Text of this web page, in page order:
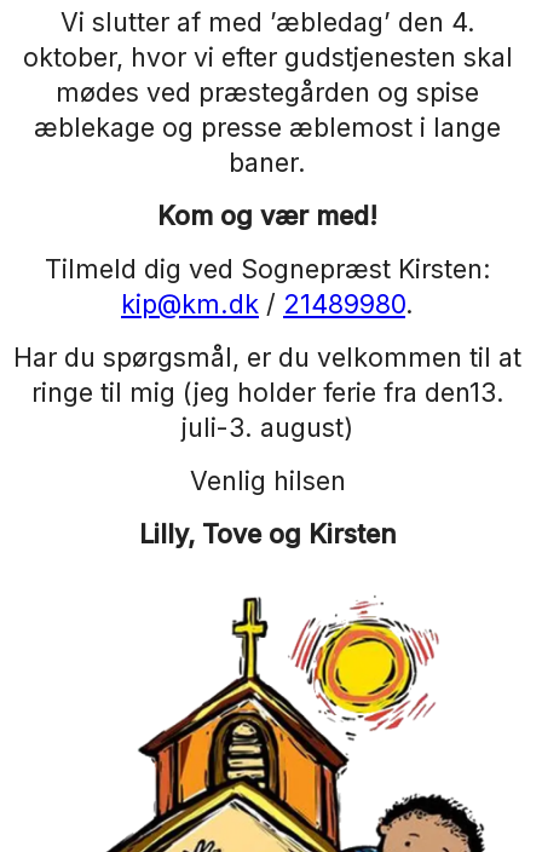
Vi slutter af med ’æbledag’ den 4.
oktober, hvor vi efter gudstjenesten skal
mødes ved præstegården og spise
æblekage og presse æblemost i lange
baner.
Kom og vær med!
Tilmeld dig ved Sognepræst Kirsten:
kip@km.dk / 21489980.
Har du spørgsmål, er du velkommen til at
ringe til mig (jeg holder ferie fra den13.
juli-3. august)
Venlig hilsen
Lilly, Tove og Kirsten